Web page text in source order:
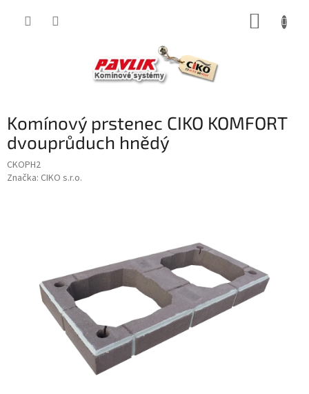
Komínový prstenec CIKO KOMFORT
dvouprůduch hnědý
CKOPH2
Značka: CIKO s.r.o.